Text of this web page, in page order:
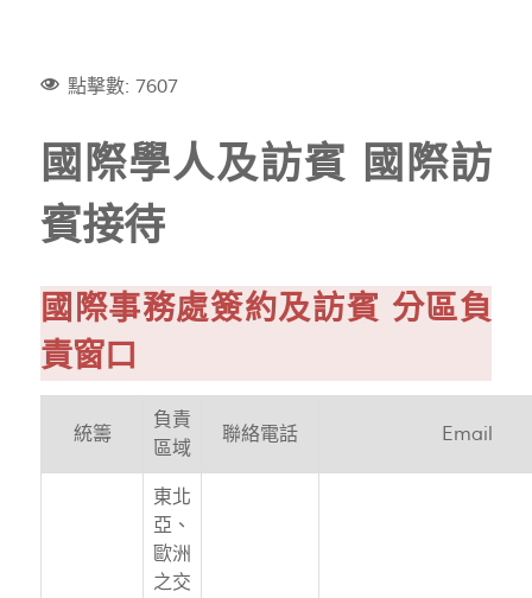
點擊數: 7607
國際學人及訪賓 國際訪
賓接待
國際事務處簽約及訪賓 分區負
責窗口
統籌
負責
區域
聯絡電話 Email
東北
亞、
歐洲
之交